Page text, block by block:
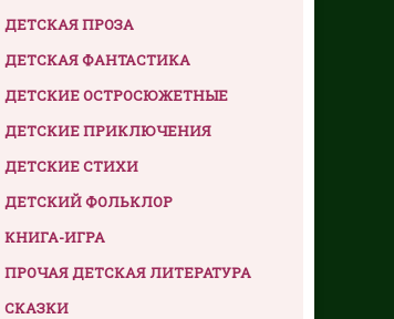
ДЕТСКАЯ ПРОЗА
ДЕТСКАЯ ФАНТАСТИКА
ДЕТСКИЕ ОСТРОСЮЖЕТНЫЕ
ДЕТСКИЕ ПРИКЛЮЧЕНИЯ
ДЕТСКИЕ СТИХИ
ДЕТСКИЙ ФОЛЬКЛОР
КНИГА-ИГРА
ПРОЧАЯ ДЕТСКАЯ ЛИТЕРАТУРА
СКАЗКИ